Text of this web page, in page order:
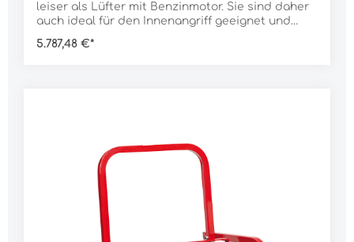
leiser als Lüfter mit Benzinmotor. Sie sind daher
auch ideal für den Innenangriff geeignet und
Brand das Gebäude weiter belüften, ohne
betrieben werden und auch am normalen 230 V
Stromnetz, ohne die Sicherung auszulösen.Die
bewährte Technik von Ramfan, robust und
langlebig, macht die Elektrolüfter zu einem
verlässlichen Partner über viele
Jahre.Merkmale:breiter, arretierbarer
Klappgriffrobuste, semi-pneumatische
5.787,48 €*